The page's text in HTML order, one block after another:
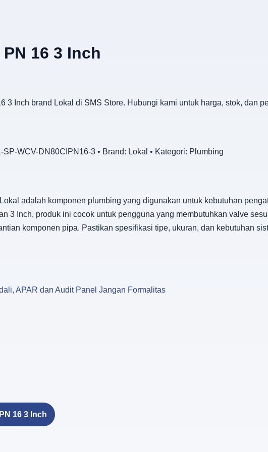
16 3 Inch
3 Inch brand Lokal di SMS Store. Hubungi kami untuk harga, stok, dan
WCV-DN80CIPN16-3 • Brand: Lokal • Kategori: Plumbing
adalah komponen plumbing yang digunakan untuk kebutuhan
3 Inch, produk ini cocok untuk pengguna yang membutuhkan valve
komponen pipa. Pastikan spesifikasi tipe, ukuran, dan kebutuhan
APAR dan Audit Panel Jangan Formalitas
16 3 Inch